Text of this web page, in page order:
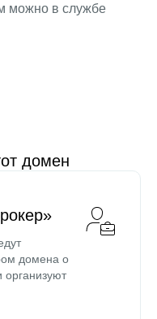
можно в службе
домен
домена о